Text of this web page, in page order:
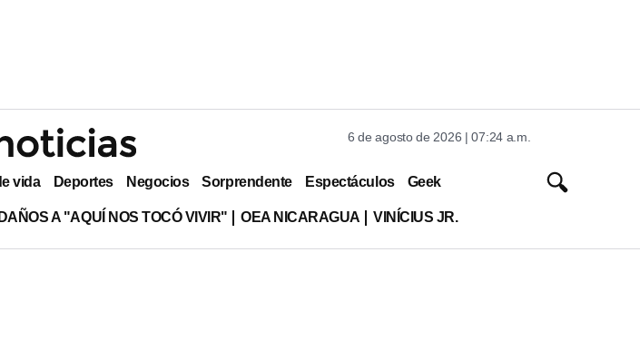
6 de agosto de 2026 | 07:24 a.m.
vida Deportes Negocios Sorprendente Espectáculos Geek
DAÑOS A "AQUÍ NOS TOCÓ VIVIR" OEA NICARAGUA VINÍCIUS JR.